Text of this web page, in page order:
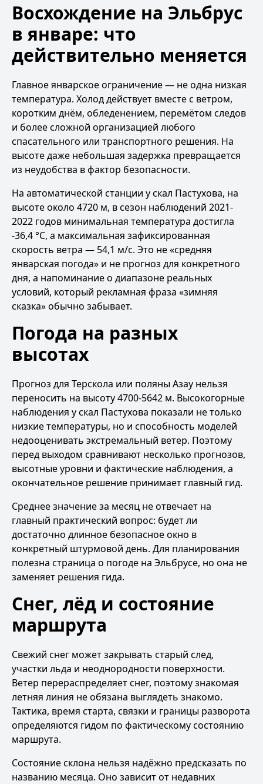
Восхождение на Эльбрус
в январе: что
действительно меняется
Главное январское ограничение — не одна низкая
температура. Холод действует вместе с ветром,
коротким днём, обледенением, перемётом следов
и более сложной организацией любого
спасательного или транспортного решения. На
высоте даже небольшая задержка превращается
из неудобства в фактор безопасности.
На автоматической станции у скал Пастухова, на
высоте около 4720 м, в сезон наблюдений 2021-
2022 годов минимальная температура достигла
-36,4 °C, а максимальная зафиксированная
скорость ветра — 54,1 м/с. Это не «средняя
январская погода» и не прогноз для конкретного
дня, а напоминание о диапазоне реальных
условий, который рекламная фраза «зимняя
сказка» обычно забывает.
Погода на разных
высотах
Прогноз для Терскола или поляны Азау нельзя
переносить на высоту 4700-5642 м. Высокогорные
наблюдения у скал Пастухова показали не только
низкие температуры, но и способность моделей
недооценивать экстремальный ветер. Поэтому
перед выходом сравнивают несколько прогнозов,
высотные уровни и фактические наблюдения, а
окончательное решение принимает главный гид.
Среднее значение за месяц не отвечает на
главный практический вопрос: будет ли
достаточно длинное безопасное окно в
конкретный штурмовой день. Для планирования
полезна страница о погоде на Эльбрусе, но она не
заменяет решения гида.
Снег, лёд и состояние
маршрута
Свежий снег может закрывать старый след,
участки льда и неоднородности поверхности.
Ветер перераспределяет снег, поэтому знакомая
летняя линия не обязана выглядеть знакомо.
Тактика, время старта, связки и границы разворота
определяются гидом по фактическому состоянию
маршрута.
Состояние склона нельзя надёжно предсказать по
названию месяца. Оно зависит от недавних